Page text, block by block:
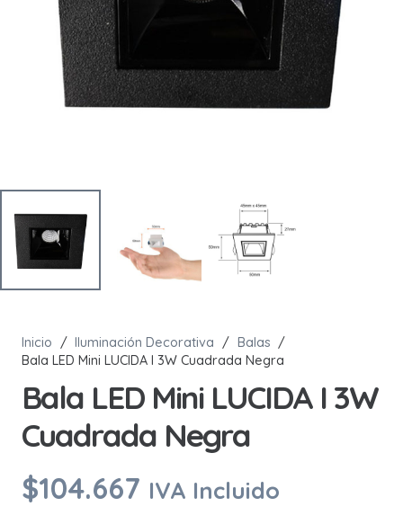
Inicio / Iluminación Decorativa / Balas /
Bala LED Mini LUCIDA I 3W Cuadrada Negra
Bala LED Mini LUCIDA I 3W
Cuadrada Negra
$104.667 IVA Incluido